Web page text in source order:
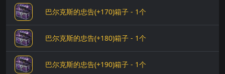
巴尔克斯的忠告(+170)箱子 - 1个
巴尔克斯的忠告(+180)箱子 - 1个
巴尔克斯的忠告(+190)箱子 - 1个